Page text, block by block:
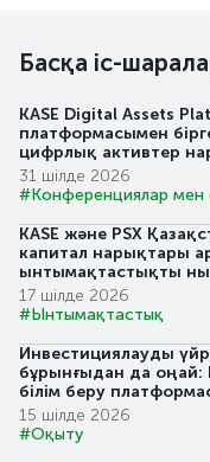
Басқа іс-
KASE Digital Assets
платформасымен
цифрлық активтер
31 шілде 2026
#Конференциялар
KASE және PSX
капитал нарықтары
ынтымақтастықты
17 шілде 2026
#Ынтымақтастық
Инвестициялауды
бұрынғыдан да оңай:
білім беру
15 шілде 2026
#Оқыту